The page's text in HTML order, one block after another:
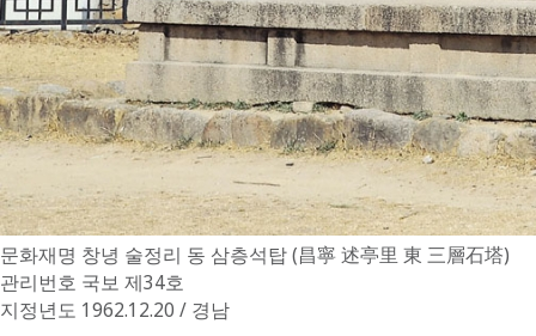
문화재명 창녕 술정리 동 삼층석탑 (昌寧 述亭里 東 三層石塔)
관리번호 국보 제34호
지정년도 1962.12.20 / 경남